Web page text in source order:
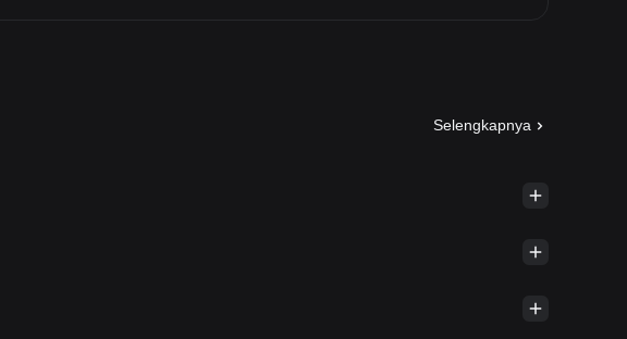
Selengkapnya